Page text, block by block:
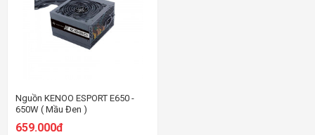
Nguồn KENOO ESPORT E650 -
650W ( Mầu Đen )
659.000đ